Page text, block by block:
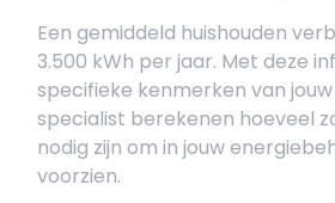
Een gemiddeld huishouden
3.500 kWh per jaar. Met deze
specifieke kenmerken van
specialist berekenen hoeveel
nodig zijn om in jouw
voorzien.